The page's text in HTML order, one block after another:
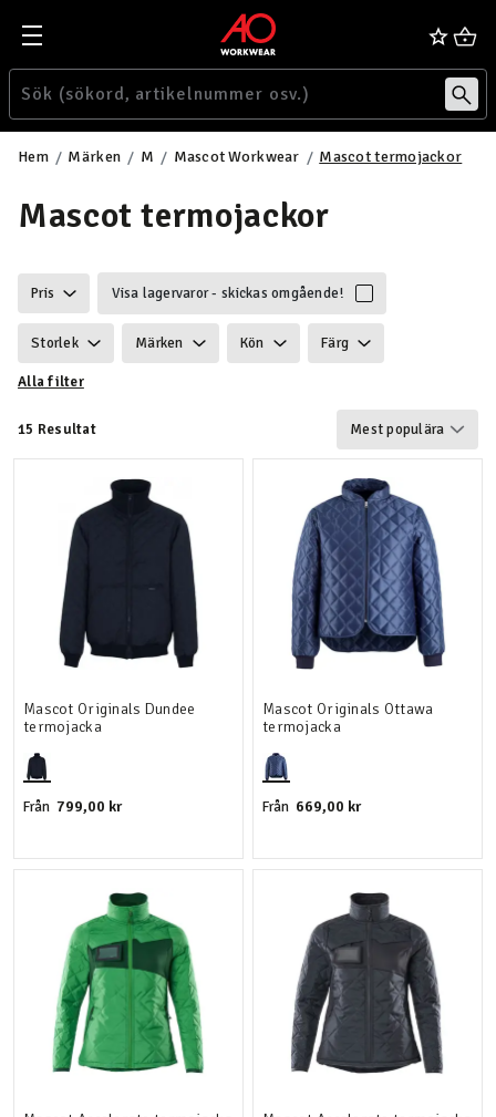
Hem Märken M Mascot Workwear Mascot termojackor
Mascot termojackor
Pris Visa lagervaror - skickas omgående!
Storlek Märken Kön Färg
Hållbarhet
Användningsområde
Alla filter
15 Resultat
Mascot Originals Dundee
termojacka
Från 799,00 kr
Mascot Originals Ottawa
termojacka
Från 669,00 kr